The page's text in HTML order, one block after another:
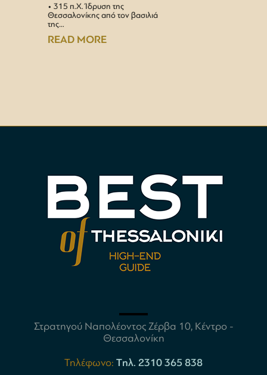
• 315 π.Χ. Ίδρυση της
Θεσσαλονίκης από τον βασιλιά
της…
READ MORE
Στρατηγού Ναπολέοντος Ζέρβα 10, Κέντρο -
Θεσσαλονίκη
Τηλέφωνο: Tηλ. 2310 365 838